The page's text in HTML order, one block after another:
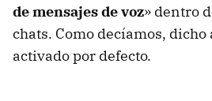
de mensajes de voz» dentro
chats. Como decíamos, dicho
activado por defecto.